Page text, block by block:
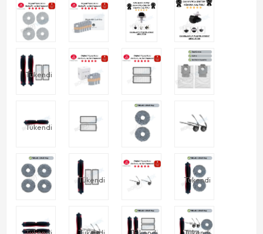
Tükendi
Tükendi
Tükendi Tükendi
Tükendi Tükendi Tükendi Tükendi